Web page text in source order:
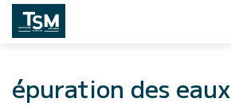
épuration des eaux